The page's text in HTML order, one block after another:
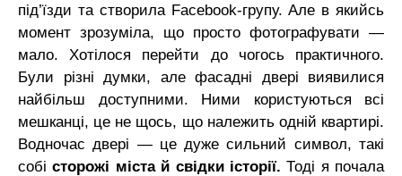
під’їзди та створила Facebook-групу. Але в якийсь
момент зрозуміла, що просто фотографувати —
мало. Хотілося перейти до чогось практичного.
Були різні думки, але фасадні двері виявилися
найбільш доступними. Ними користуються всі
мешканці, це не щось, що належить одній квартирі.
Водночас двері — це дуже сильний символ, такі
собісторожі міста й свідки історії.Тоді я почала